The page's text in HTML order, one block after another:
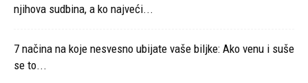
njihova sudbina, a ko najveći...
7 načina na koje nesvesno ubijate vaše biljke: Ako venu i suše
se to...